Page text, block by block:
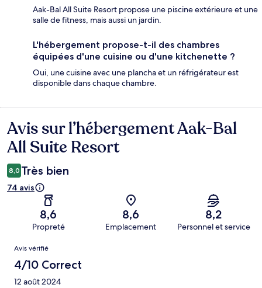
Aak-Bal All Suite Resort propose une piscine extérieure et une
salle de fitness, mais aussi un jardin.
L'hébergement propose-t-il des chambres
équipées d'une cuisine ou d'une kitchenette ?
Oui, une cuisine avec une plancha et un réfrigérateur est
disponible dans chaque chambre.
Avis
Avis sur l’hébergement Aak-Bal
All Suite Resort
8,0 Très bien
74 avis
8,6
Propreté
8,6
Emplacement
8,2
Personnel et service
Avis
Avis vérifié
4/10 Correct
12 août 2024